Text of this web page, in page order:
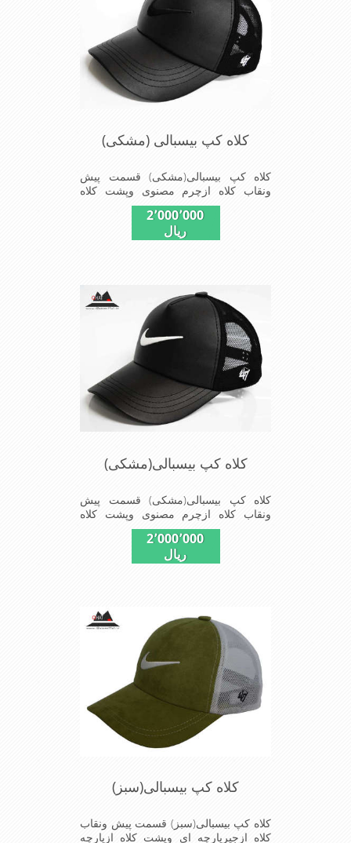
کلاه کپ بیسبالی (مشکی)
کلاه کپ بیسبالی(مشکی) قسمت پیش
ونقاب کلاه ازچرم مصنوی وپشت کلاه
ازپارچه توری دوخته شداین مدل کلاه در
سایز-55-56-57-58-59-قابل استفاده
است شیک و مناسب افراد خوش پوش
2٬000٬000
ریال
کلاه کپ بیسبالی(مشکی)
کلاه کپ بیسبالی(مشکی) قسمت پیش
ونقاب کلاه ازچرم مصنوی وپشت کلاه
ازپارچه توری دوخته شداین مدل کلاه در
سایز-55-56-57-58-59-قابل استفاده
است شیک و مناسب افراد خوش پوش
2٬000٬000
ریال
کلاه کپ بیسبالی(سبز)
کلاه کپ بیسبالی(سبز) قسمت پیش ونقاب
کلاه ازجیرپارچه ای وپشت کلاه ازپارچه